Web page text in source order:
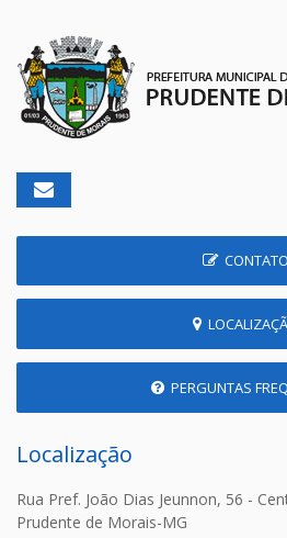
CONTATO
PERGUNTAS
Localização
Rua Pref. João Dias Jeunnon, 56 -
Prudente de Morais-MG